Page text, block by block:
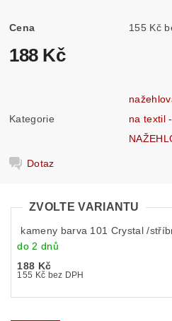
Cena
188 Kč
Kategorie
na textil
Dotaz
ZVOLTE VARIANTU
kameny barva 101 Crystal /
do 2 dnů
188 Kč
155 Kč bez DPH